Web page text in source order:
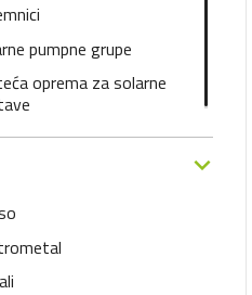
pumpne grupe
oprema za solarne